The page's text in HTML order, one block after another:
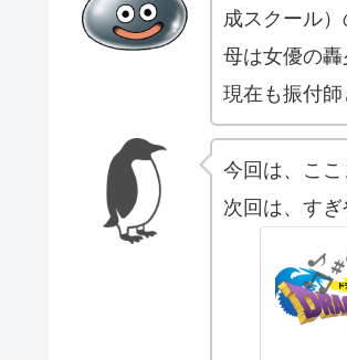
成スクール
母は女優の轟
現在も振付師
今回は、ここ
次回は、す